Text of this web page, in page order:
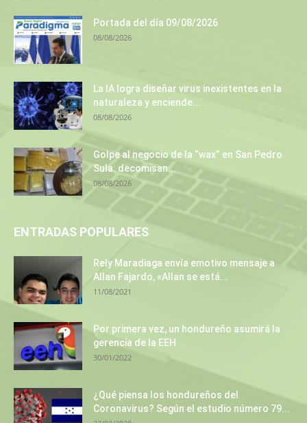
Portada del día 09/08/2026
08/08/2026
La IA logra diseñar virus inexistentes en la
naturaleza y enciende...
08/08/2026
Golpe al negocio de la “wax” en San Pedro
Sula: decomisan...
08/08/2026
ENTRADAS POPULARES
Rely Maradiaga envía emotivo mensaje a
Allan Fajardo, «Allan se está...
11/08/2021
Por primera vez, un hondureño asumirá la
gerencia de la EEH
30/01/2022
¿Qué piensa los hondureños del
Coronavirus? Según el estudio número 79...